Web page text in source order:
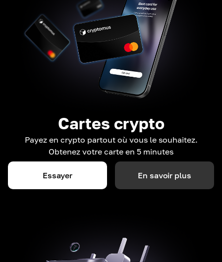
Cartes crypto
Payez en crypto partout où vous le souhaitez.
Obtenez votre carte en 5 minutes
Essayer En savoir plus